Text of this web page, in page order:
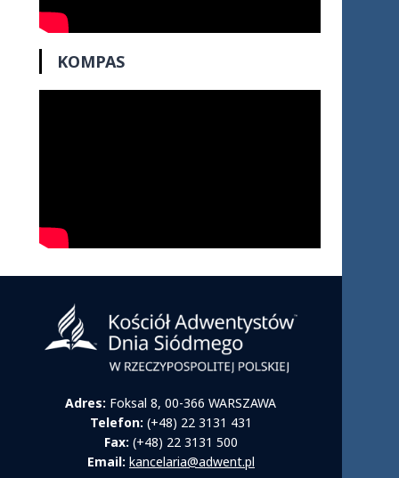
KOMPAS
Adres: Foksal 8, 00-366 WARSZAWA
Telefon: (+48) 22 3131 431
Fax: (+48) 22 3131 500
Email: kancelaria@adwent.pl